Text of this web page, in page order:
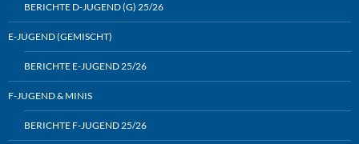
BERICHTE D-JUGEND (G) 25/26
E-JUGEND (GEMISCHT)
BERICHTE E-JUGEND 25/26
F-JUGEND & MINIS
BERICHTE F-JUGEND 25/26